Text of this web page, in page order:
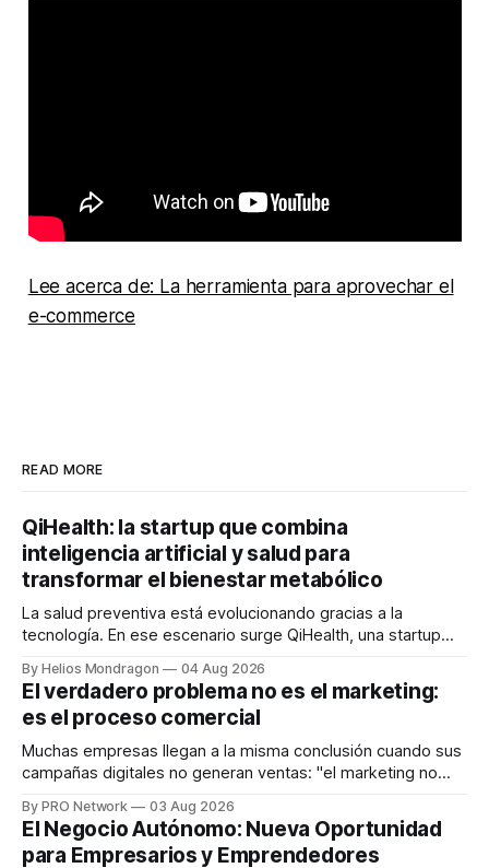
Lee acerca de: La herramienta para aprovechar el
e-commerce
READ MORE
QiHealth: la startup que combina
inteligencia artificial y salud para
transformar el bienestar metabólico
La salud preventiva está evolucionando gracias a la
tecnología. En ese escenario surge QiHealth, una startup
dispositivos inteligentes, inteligencia artificial y monitoreo
en tiempo real para ayudar a las personas a tomar mejores
decisiones sobre su salud metabólica. Su propuesta busca
responder
By Helios Mondragon 04 Aug 2026
El verdadero problema no es el marketing:
es el proceso comercial
Muchas empresas llegan a la misma conclusión cuando sus
campañas digitales no generan ventas: "el marketing no
INTERIUS, el problema suele estar en otro lugar. Durante
una entrevista para el podcast SER PRO, el especialista en
marketing digital explicó que
By PRO Network 03 Aug 2026
El Negocio Autónomo: Nueva Oportunidad
para Empresarios y Emprendedores